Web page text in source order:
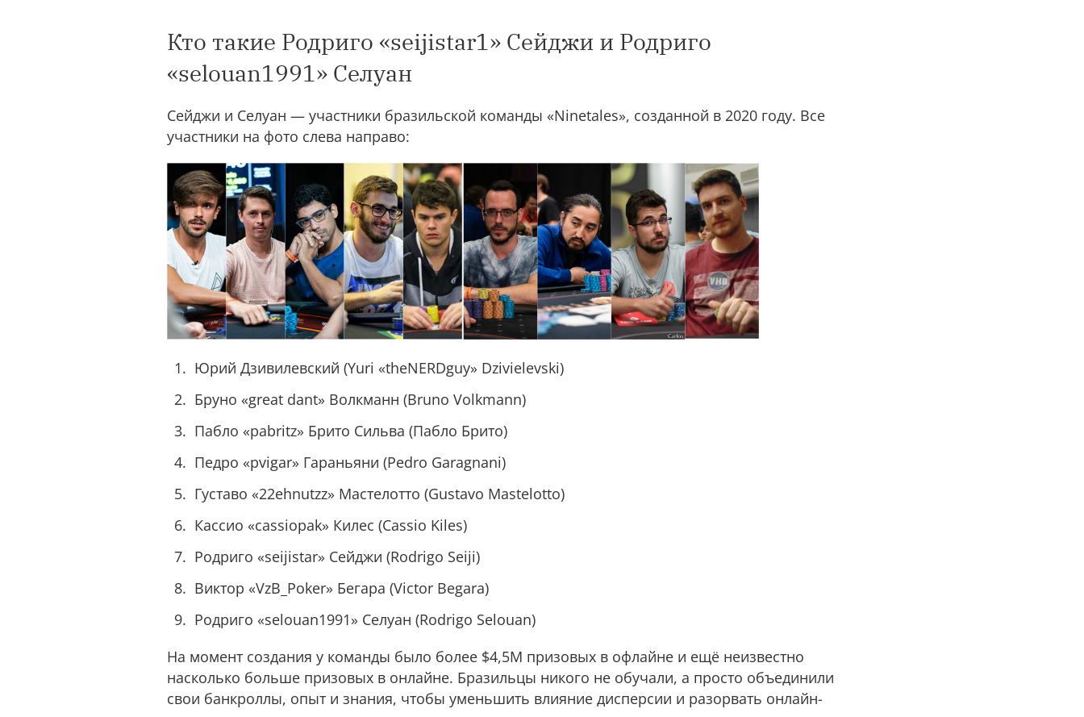
Кто такие Родриго «seijistar1» Сейджи и Родриго
«selouan1991» Селуан
Сейджи и Селуан — участники бразильской команды «Ninetales», созданной в 2020 году. Все
участники на фото слева направо:
Юрий Дзивилевский (Yuri «theNERDguy» Dzivielevski)
Бруно «great dant» Волкманн (Bruno Volkmann)
Пабло «pabritz» Брито Сильва (Пабло Брито)
Педро «pvigar» Гараньяни (Pedro Garagnani)
Густаво «22ehnutzz» Мастелотто (Gustavo Mastelotto)
Кассио «cassiopak» Килес (Cassio Kiles)
Родриго «seijistar» Сейджи (Rodrigo Seiji)
Виктор «VzB_Poker» Бегара (Victor Begara)
Родриго «selouan1991» Селуан (Rodrigo Selouan)
На момент создания у команды было более $4,5M призовых в офлайне и ещё неизвестно
насколько больше призовых в онлайне. Бразильцы никого не обучали, а просто объединили
свои банкроллы, опыт и знания, чтобы уменьшить влияние дисперсии и разорвать онлайн-